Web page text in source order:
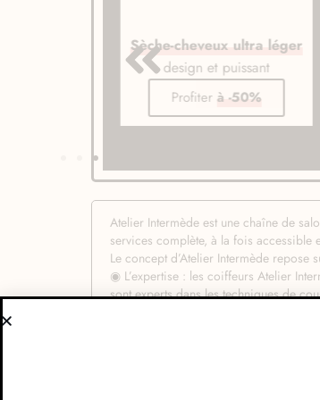
Sèche-cheveux ultra léger
design et puissant
Profiter à -50%
Atelier Intermède est une chaîne de
services complète, à la fois accessible
Le concept d’Atelier Intermède repose
◉ L’expertise : les coiffeurs Atelier
sont experts dans les techniques de
temps de connaître les besoins et
◉ L’accessibilité : Atelier Intermède